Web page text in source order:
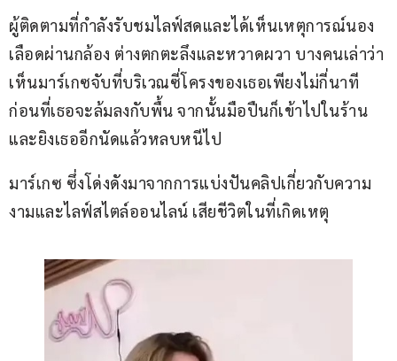
ผู้ติดตามที่กำลังรับชมไลฟ์สดและได้เห็นเหตุการณ์นอง
เลือดผ่านกล้อง ต่างตกตะลึงและหวาดผวา บางคนเล่าว่า
เห็นมาร์เกซจับที่บริเวณซี่โครงของเธอเพียงไม่กี่นาที
ก่อนที่เธอจะล้มลงกับพื้น จากนั้นมือปืนก็เข้าไปในร้าน
และยิงเธออีกนัดแล้วหลบหนีไป
มาร์เกซ ซึ่งโด่งดังมาจากการแบ่งปันคลิปเกี่ยวกับความ
งามและไลฟ์สไตล์ออนไลน์ เสียชีวิตในที่เกิดเหตุ